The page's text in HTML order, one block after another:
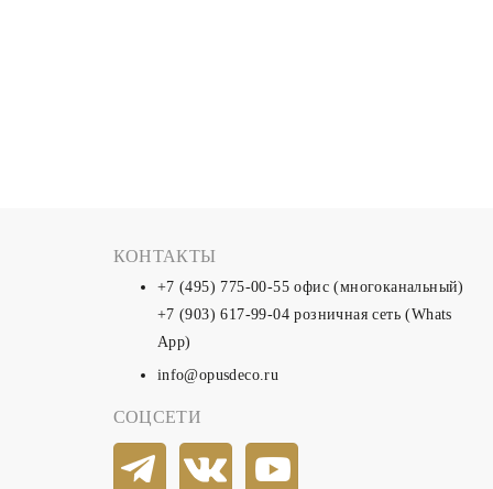
КОНТАКТЫ
+7 (495) 775-00-55 офис (многоканальный)
+7 (903) 617-99-04 розничная сеть (Whats
App)
info@opusdeco.ru
СОЦСЕТИ